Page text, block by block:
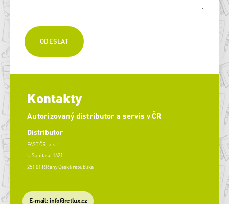
Kontakty
Autorizovaný distributor a servis v ČR
Distributor
FAST ČR, a.s.
U Sanitasu 1621
251 01 Říčany Česká republika
E-mail: info@retlux.cz